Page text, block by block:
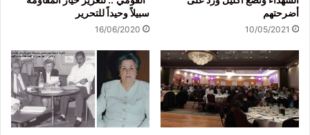
أضرحتهم
10/05/2021
سبيلاً وحيداً للتحرير
16/06/2020